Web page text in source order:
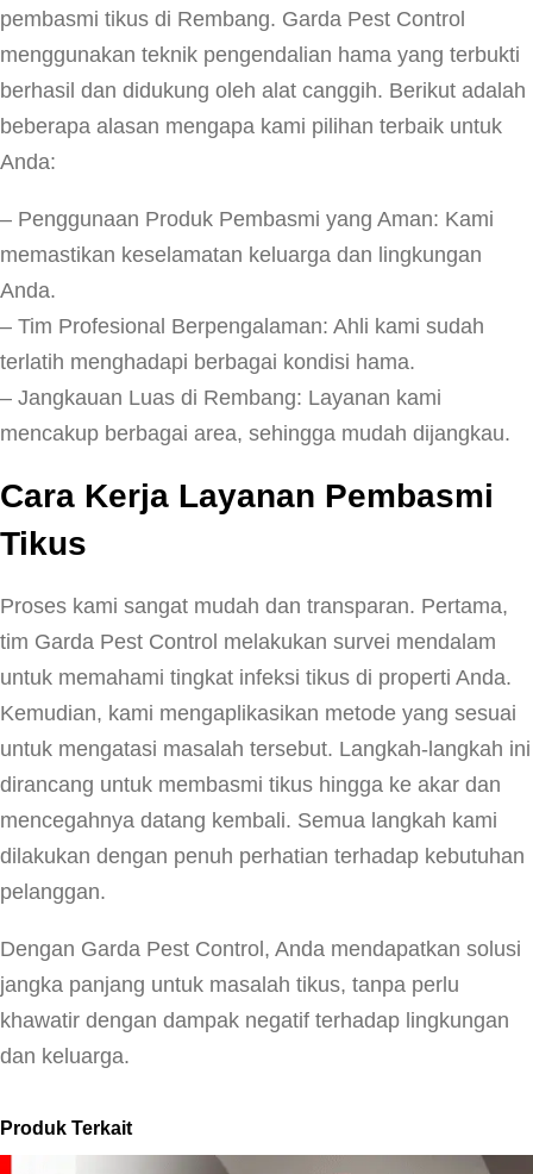
pembasmi tikus di Rembang. Garda Pest Control
menggunakan teknik pengendalian hama yang terbukti
berhasil dan didukung oleh alat canggih. Berikut adalah
beberapa alasan mengapa kami pilihan terbaik untuk
Anda:
– Penggunaan Produk Pembasmi yang Aman: Kami
memastikan keselamatan keluarga dan lingkungan
Anda.
– Tim Profesional Berpengalaman: Ahli kami sudah
terlatih menghadapi berbagai kondisi hama.
– Jangkauan Luas di Rembang: Layanan kami
mencakup berbagai area, sehingga mudah dijangkau.
Cara Kerja Layanan Pembasmi
Tikus
Proses kami sangat mudah dan transparan. Pertama,
tim Garda Pest Control melakukan survei mendalam
untuk memahami tingkat infeksi tikus di properti Anda.
Kemudian, kami mengaplikasikan metode yang sesuai
untuk mengatasi masalah tersebut. Langkah-langkah ini
dirancang untuk membasmi tikus hingga ke akar dan
mencegahnya datang kembali. Semua langkah kami
dilakukan dengan penuh perhatian terhadap kebutuhan
pelanggan.
Dengan Garda Pest Control, Anda mendapatkan solusi
jangka panjang untuk masalah tikus, tanpa perlu
khawatir dengan dampak negatif terhadap lingkungan
dan keluarga.
Produk Terkait